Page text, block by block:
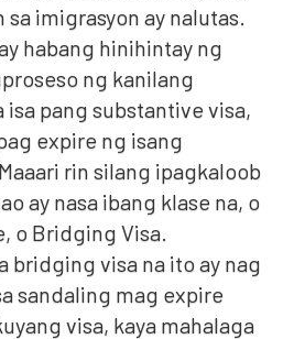
imigrasyon ay nalutas.
habang hinihintay ng
ng kanilang
isa pang substantive visa,
expire ng isang
rin silang ipagkaloob
ay nasa ibang klase na, o
o Bridging Visa.
bridging visa na ito ay nag
sandaling mag expire
visa, kaya mahalaga